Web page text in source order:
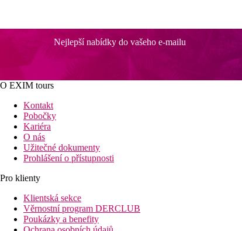
Nejlepší nabídky do vašeho e-mailu
O EXIM tours
Kontakt
Pobočky
Kariéra
O nás
Užitečné dokumenty
Prohlášení o přístupnosti
Pro klienty
Klientská sekce
Věrnostní program DERCLUB
Poukázky a benefity